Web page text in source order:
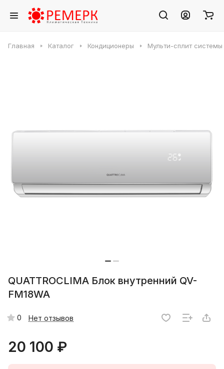
Главная Каталог Кондиционеры Мульти-сплит системы
QUATTROCLIMA Блок внутренний QV-
FM18WA
0 Нет отзывов
20 100 ₽